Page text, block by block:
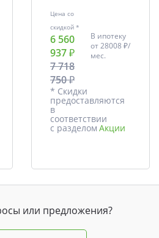
Цена со
скидкой *
6 560
937 ₽
7 718
750 ₽
В ипотеку
от28008 ₽/
мес.
* Скидки
предоставляются
в
соответствии
с разделом Акции
или предложения?